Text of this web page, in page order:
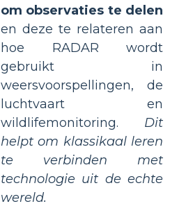
om observaties te delen
en deze te relateren aan
hoe RADAR wordt
gebruikt in
weersvoorspellingen, de
luchtvaart en
wildlifemonitoring. Dit
helpt om klassikaal leren
te verbinden met
technologie uit de echte
wereld.